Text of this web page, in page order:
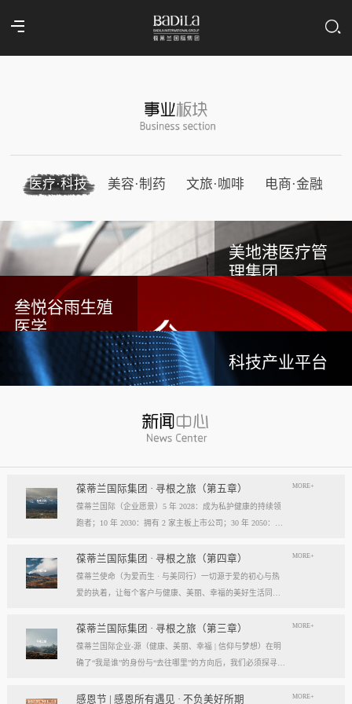
医疗·科技 美容·制药 文旅·咖啡 电商·金融
美地港医疗管
理集团
叁悦谷雨生殖
医学
科技产业平台
葆蒂兰国际集团 · 寻根之旅（第五章）
葆蒂兰国际（企业愿景）5 年 2028：成为私护健康的持续领
跑者；10 年 2030：拥有 2 家主板上市公司；30 年 2050：成
葆蒂兰国际立志成为健康产业中一个响亮的中国品牌。我们
以“为爱而生，与美同行”为使命，绘制出一幅清晰而雄心勃
勃的发展蓝图，旨在以坚实的步伐，从专业的深度走向事业
028 | 5年愿景）成为“私护健康领域的持续领跑者”· 定位： 我
MORE+
葆蒂兰国际集团 · 寻根之旅（第四章）
葆蒂兰使命（为爱而生 · 与美同行）一切源于爱的初心与热
爱的执着，让每个客户与健康、美丽、幸福的美好生活同
双翼“爱的初心”与“热爱的执着”，共同构成了葆蒂兰的精神内
核与力量源泉，二者如同呼吸，一呼一吸，生生不息。爱的
初心，是我们的根脉与方向。它是最初那份纯粹的善意、利
MORE+
葆蒂兰国际集团 · 寻根之旅（第三章）
葆蒂兰国际企业-源（健康、美丽、幸福 | 信仰与梦想）在明
确了“我是谁”的身份与“去往哪里”的方向后，我们必须探寻滋
格局与能量。它，就是葆蒂兰的“源”——我们一切思想与行
MORE+
感恩节 | 感恩所有遇见 · 不负美好所期 MORE+